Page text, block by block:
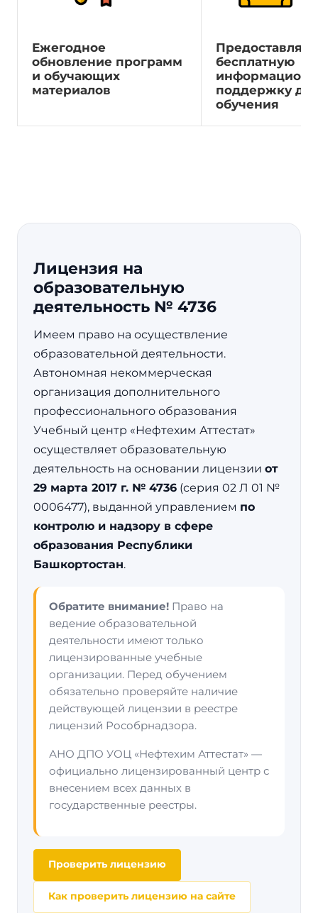
Ежегодное
обновление программ
и обучающих
материалов
бесплатную
поддержку до
обучения
Лицензия на
образовательную
деятельность № 4736
Имеем право на осуществление
образовательной деятельности.
Автономная некоммерческая
организация дополнительного
профессионального образования
Учебный центр «Нефтехим Аттестат»
осуществляет образовательную
деятельность на основании лицензии от
29 марта 2017 г. № 4736 (серия 02 Л 01 №
0006477), выданной управлением по
контролю и надзору в сфере
образования Республики
Башкортостан.
Обратите внимание! Право на
ведение образовательной
деятельности имеют только
лицензированные учебные
организации. Перед обучением
обязательно проверяйте наличие
действующей лицензии в реестре
лицензий Рособрнадзора.
АНО ДПО УОЦ «Нефтехим Аттестат» —
официально лицензированный центр с
внесением всех данных в
государственные реестры.
Проверить лицензию
Как проверить лицензию на сайте